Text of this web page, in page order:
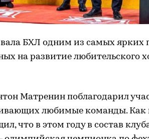
БХЛ одним из самых ярких
на развитие любительского
Матренин поблагодарил
любимые команды. Как
что в этом году в состав